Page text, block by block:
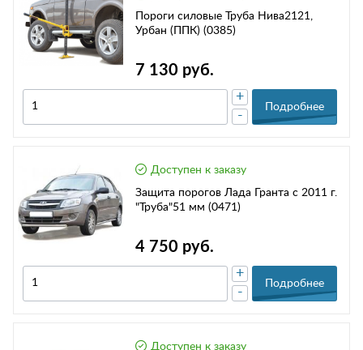
Пороги силовые Труба Нива2121,
Урбан (ППК) (0385)
7 130 руб.
-
+
Подробнее
Доступен к заказу
Защита порогов Лада Гранта с 2011 г.
"Труба"51 мм (0471)
4 750 руб.
-
+
Подробнее
Доступен к заказу